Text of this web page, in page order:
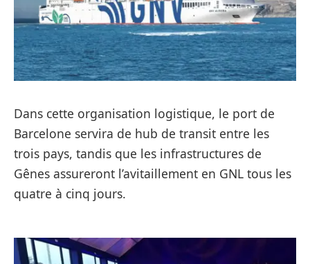
Dans cette organisation logistique, le port de
Barcelone servira de hub de transit entre les
trois pays, tandis que les infrastructures de
Gênes assureront l’avitaillement en GNL tous les
quatre à cinq jours.